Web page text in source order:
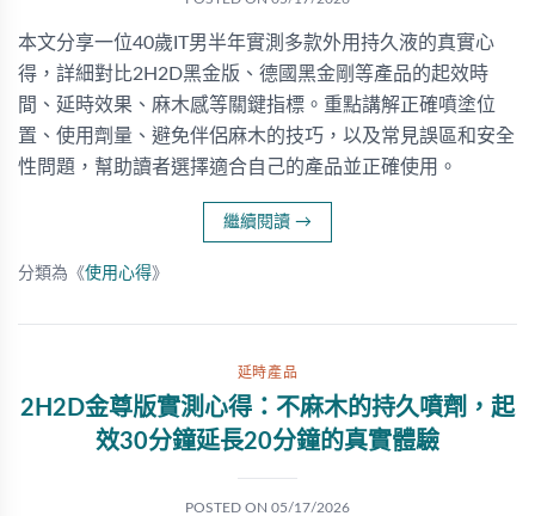
本文分享一位40歲IT男半年實測多款外用持久液的真實心
得，詳細對比2H2D黑金版、德國黑金剛等產品的起效時
間、延時效果、麻木感等關鍵指標。重點講解正確噴塗位
置、使用劑量、避免伴侶麻木的技巧，以及常見誤區和安全
性問題，幫助讀者選擇適合自己的產品並正確使用。
繼續閱讀 →
分類為《使用心得》
延時產品
2H2D金尊版實測心得：不麻木的持久噴劑，起
效30分鐘延長20分鐘的真實體驗
POSTED ON 05/17/2026